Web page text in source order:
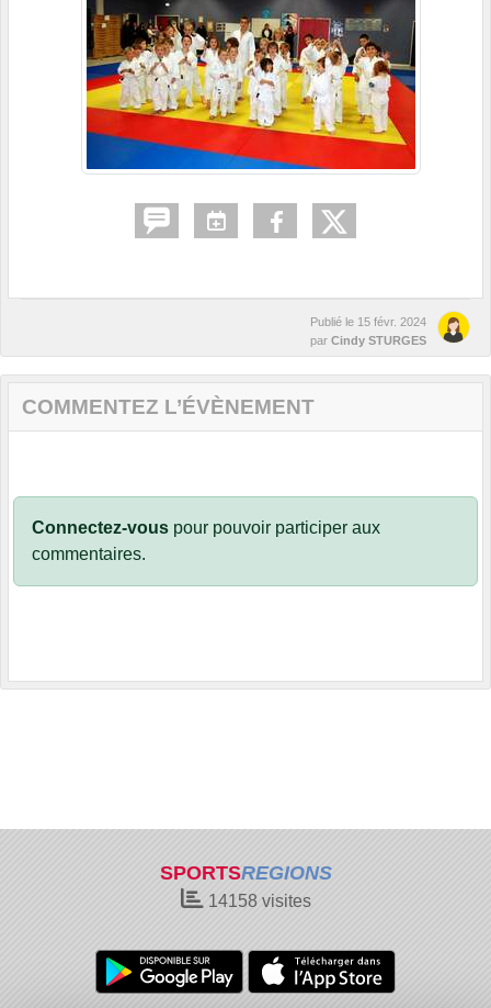
Publié le 15 févr. 2024
par Cindy STURGES
COMMENTEZ L’ÉVÈNEMENT
Connectez-vous pour pouvoir participer aux
commentaires.
SPORTSREGIONS
14158visites